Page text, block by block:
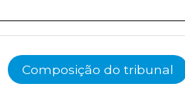
Composição do tribunal